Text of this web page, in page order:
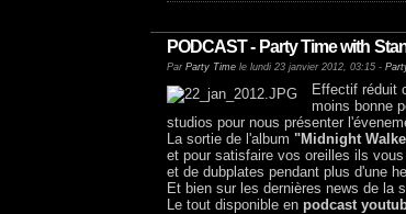
PODCAST - Party Time with
Par Party Time le lundi 23 janvier 2012, 03:15 -
Effectif réduit
moins bonne
studios pour nous présenter
La sortie de l'album "Midnight
et pour satisfaire vos oreilles ils
et de dubplates pendant plus d'une
Et bien sur les dernières news de la
Le tout disponible en podcast